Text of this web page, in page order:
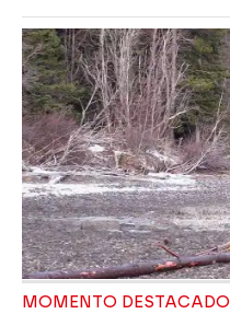
MOMENTO DESTACADO